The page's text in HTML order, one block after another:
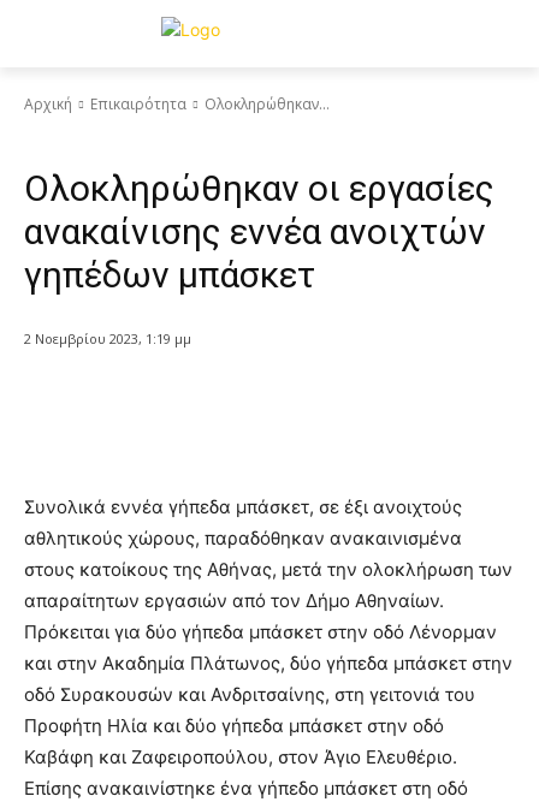
Αρχική Επικαιρότητα Ολοκληρώθηκαν...
Ολοκληρώθηκαν οι εργασίες
ανακαίνισης εννέα ανοιχτών
γηπέδων μπάσκετ
2 Νοεμβρίου 2023, 1:19 μμ
Συνολικά εννέα γήπεδα μπάσκετ, σε έξι ανοιχτούς
αθλητικούς χώρους, παραδόθηκαν ανακαινισμένα
στους κατοίκους της Αθήνας, μετά την ολοκλήρωση των
απαραίτητων εργασιών από τον Δήμο Αθηναίων.
Πρόκειται για δύο γήπεδα μπάσκετ στην οδό Λένορμαν
και στην Ακαδημία Πλάτωνος, δύο γήπεδα μπάσκετ στην
οδό Συρακουσών και Ανδριτσαίνης, στη γειτονιά του
Προφήτη Ηλία και δύο γήπεδα μπάσκετ στην οδό
Καβάφη και Ζαφειροπούλου, στον Άγιο Ελευθέριο.
Επίσης ανακαινίστηκε ένα γήπεδο μπάσκετ στη οδό